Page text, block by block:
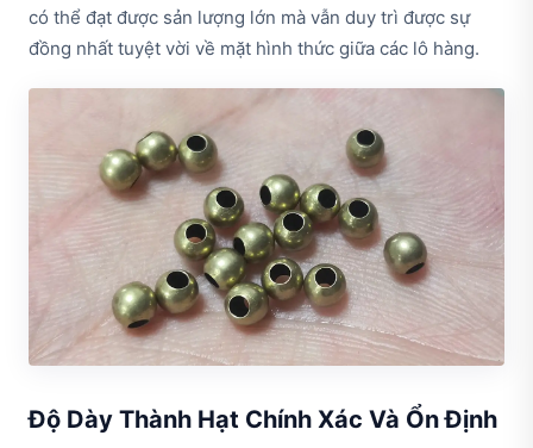
có thể đạt được sản lượng lớn mà vẫn duy trì được sự
đồng nhất tuyệt vời về mặt hình thức giữa các lô hàng.
Độ Dày Thành Hạt Chính Xác Và Ổn Định